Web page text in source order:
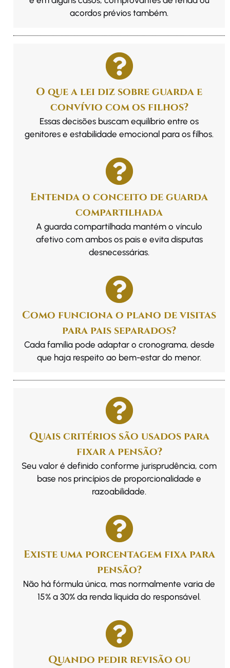
acordos prévios também.
O que a lei diz sobre guarda e
convívio com os filhos?
Essas decisões buscam equilíbrio entre os
genitores e estabilidade emocional para os filhos.
Entenda o conceito de guarda
compartilhada
A guarda compartilhada mantém o vínculo
afetivo com ambos os pais e evita disputas
desnecessárias.
Como funciona o plano de visitas
para pais separados?
Cada família pode adaptar o cronograma, desde
que haja respeito ao bem-estar do menor.
Quais critérios são usados para
fixar a pensão?
Seu valor é definido conforme jurisprudência, com
base nos princípios de proporcionalidade e
razoabilidade.
Existe uma porcentagem fixa para
pensão?
Não há fórmula única, mas normalmente varia de
15% a 30% da renda líquida do responsável.
Quando pedir revisão ou